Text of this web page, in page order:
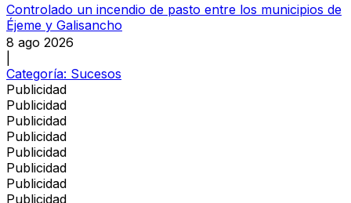
Controlado un incendio de pasto entre los municipios de
Éjeme y Galisancho
8 ago 2026
Categoría: Sucesos
Publicidad
Publicidad
Publicidad
Publicidad
Publicidad
Publicidad
Publicidad
Publicidad